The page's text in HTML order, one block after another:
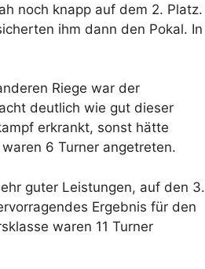
noch knapp auf dem 2. Platz.
ihm dann den Pokal. In
Riege war der
deutlich wie gut dieser
erkrankt, sonst hätte
6 Turner angetreten.
guter Leistungen, auf den 3.
Ergebnis für den
waren 11 Turner